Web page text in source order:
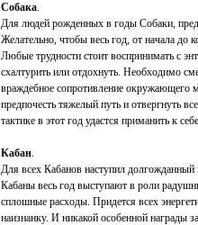
Собака.
Для людей рожденных в годы Собаки,
Желательно, чтобы весь год, от начала до
Любые трудности стоит воспринимать с
схалтурить или отдохнуть. Необходимо
враждебное сопротивление окружающего
предпочесть тяжелый путь и отвергнуть
тактике в этот год удастся приманить к
Кабан.
Для всех Кабанов наступил долгожданный
Кабаны весь год выступают в роли
сплошные расходы. Придется всех
наизнанку. И никакой особенной награды